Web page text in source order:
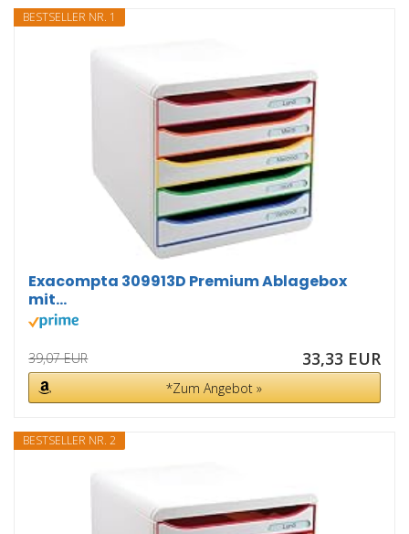
BESTSELLER NR. 1
Exacompta 309913D Premium Ablagebox
mit...
39,07 EUR 33,33 EUR
*Zum Angebot »
BESTSELLER NR. 2